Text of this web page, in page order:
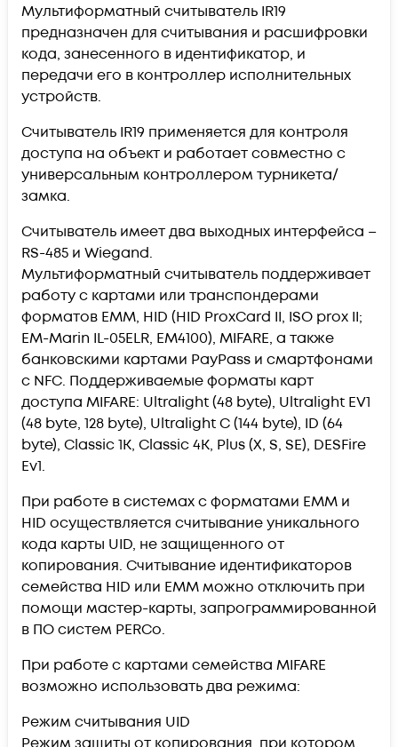
Мультиформатный считыватель IR19
предназначен для считывания и расшифровки
кода, занесенного в идентификатор, и
передачи его в контроллер исполнительных
устройств.
Считыватель IR19 применяется для контроля
доступа на объект и работает совместно с
универсальным контроллером турникета/
замка.
Считыватель имеет два выходных интерфейса –
RS-485 и Wiegand.
Мультиформатный считыватель поддерживает
работу с картами или транспондерами
форматов EMM, HID (HID ProxCard II, ISO prox II;
EM-Marin IL-05ELR, ЕМ4100), MIFARE, а также
банковскими картами PayPass и смартфонами
с NFC. Поддерживаемые форматы карт
доступа MIFARE: Ultralight (48 byte), Ultralight EV1
(48 byte, 128 byte), Ultralight C (144 byte), ID (64
byte), Classic 1K, Classic 4K, Plus (X, S, SE), DESFire
Ev1.
При работе в системах с форматами EMM и
HID осуществляется считывание уникального
кода карты UID, не защищенного от
копирования. Считывание идентификаторов
семейства HID или EMM можно отключить при
помощи мастер-карты, запрограммированной
в ПО систем PERCo.
При работе с картами семейства MIFARE
возможно использовать два режима:
Режим считывания UID